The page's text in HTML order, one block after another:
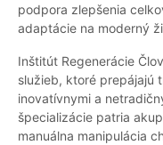
podpora zlepšenia
adaptácie na moderný
Inštitút Regenerácie
služieb, ktoré prepájajú
inovatívnymi a
špecializácie patria
manuálna manipulácia